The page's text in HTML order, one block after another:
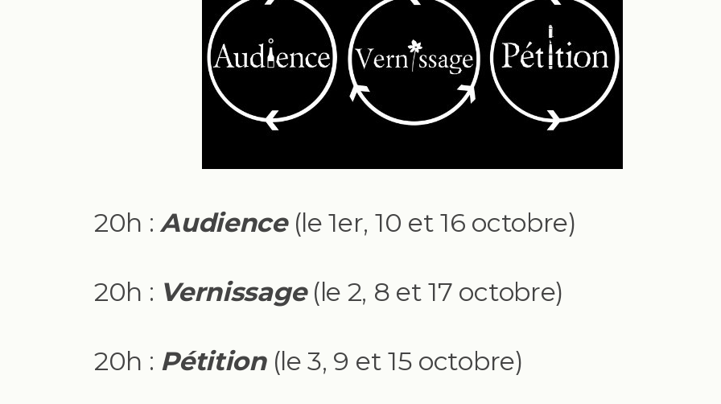
20h :Audience(le 1er, 10 et 16 octobre)
20h : Vernissage(le 2, 8 et 17 octobre)
20h : Pétition(le 3, 9 et 15 octobre)